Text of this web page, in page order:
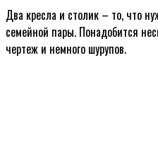
Два кресла и столик – то, что
семейной пары. Понадобится
чертеж и немного шурупов.